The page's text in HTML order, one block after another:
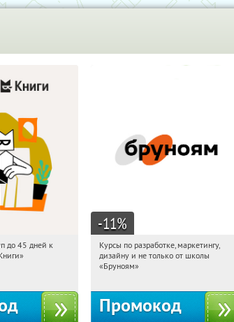
Получи первым!
до 45 дней к
-11%
04:39:26
Получи первым!
Россия
Курсы по разработке, маркетингу,
дизайну и не только от школы
«Бруноям»
Промокод